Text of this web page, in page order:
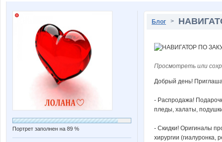
Портрет заполнен на 89 %
Блог >
Просмотреть или
Добрый день!
- Распродажа!
пледы, халаты,
- Скидки! Оригиналы
хирургии (гиалуронка,